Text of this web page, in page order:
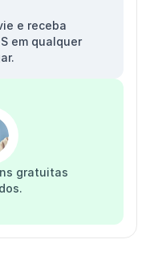
e receba
em qualquer
gratuitas